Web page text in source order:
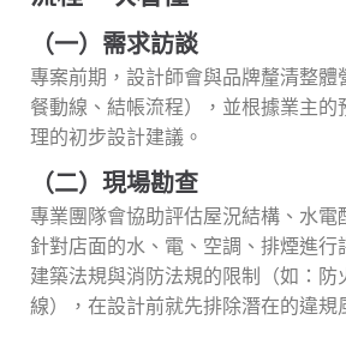
（一）需求訪談
專案前期，設計師會與品牌釐清整體
餐動線、結帳流程），並根據業主的
理的初步設計建議。
（二）現場勘查
專業團隊會協助評估屋況結構、水電
針對店面的水、電、空調、排煙進行
建築法規與消防法規的限制（如：防
線），在設計前就先排除潛在的違規